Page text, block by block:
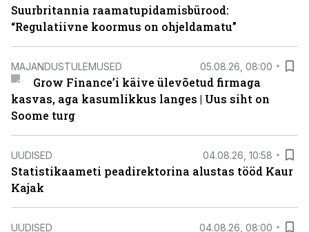
Suurbritannia raamatupidamisbürood:
“Regulatiivne koormus on ohjeldamatu”
MAJANDUSTULEMUSED 05.08.26, 08:00
Grow Finance’i käive ülevõetud firmaga
kasvas, aga kasumlikkus langes | Uus siht on
Soome turg
UUDISED 04.08.26, 10:58
Statistikaameti peadirektorina alustas tööd Kaur
Kajak
UUDISED 04.08.26, 08:00